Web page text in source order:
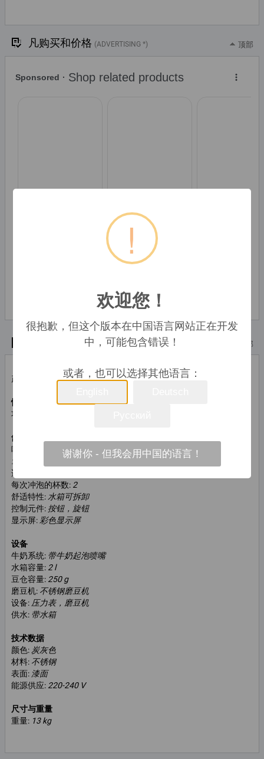
凡购买和价格 (ADVERTISING *) 顶部
zzgl. Versandkosten. Alle Angaben ohne Gewähr. Preisänderungen sind in
顶部
产品类型: 手柄式咖啡机，半自动咖啡机
性能与能耗
功率（瓦）:
舒适与操作
咖啡特调:
浓缩咖啡、卡布奇诺、馥芮白、美式咖啡、牛奶咖啡、
拿铁玛奇朵
适合:
每次冲泡的杯数: 2
舒适特性: 水箱可拆卸
控制元件: 按钮，旋钮
显示屏: 彩色显示屏
设备
牛奶系统: 带牛奶起泡喷嘴
水箱容量: 2 l
豆仓容量: 250 g
磨豆机: 不锈钢磨豆机
设备: 压力表，磨豆机
供水: 带水箱
技术数据
颜色: 炭灰色
材料: 不锈钢
表面: 漆面
能源供应: 220-240 V
尺寸与重量
重量: 13 kg
!
欢迎您！
很抱歉，但这个版本在中国语言网站正在开发
中，可能包含错误！
或者，也可以选择其他语言：
谢谢你 - 但我会用中国的语言！